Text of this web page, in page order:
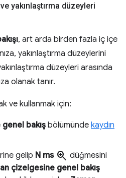
yakınlaştırma düzeyleri
, art arda birden fazla iç içe
yakınlaştırma düzeylerini
düzeyleri arasında
olanak tanır.
ve kullanmak için:
bakış bölümünde kaydın
gelip N ms zoom_in düğmesini
çizelgesine genel bakış